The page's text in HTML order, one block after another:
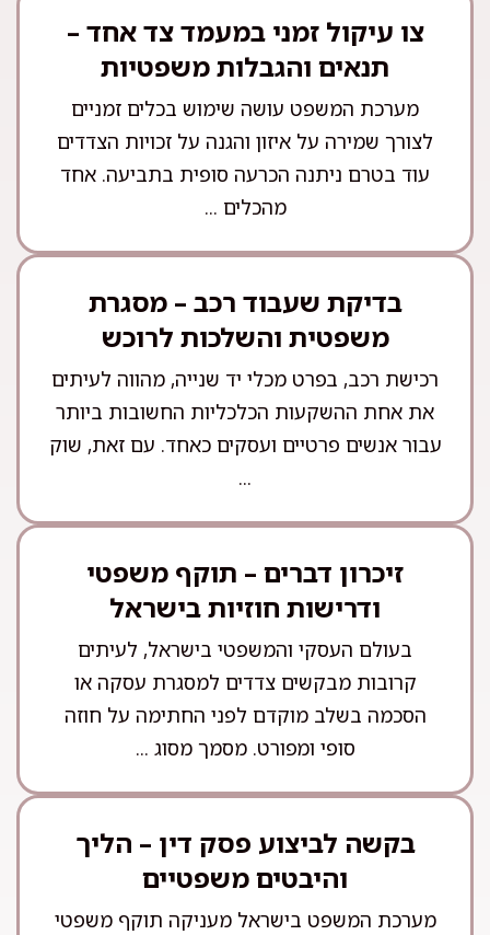
צו עיקול זמני במעמד צד אחד –
תנאים והגבלות משפטיות
מערכת המשפט עושה שימוש בכלים זמניים
לצורך שמירה על איזון והגנה על זכויות הצדדים
עוד בטרם ניתנה הכרעה סופית בתביעה. אחד
מהכלים ...
בדיקת שעבוד רכב – מסגרת
משפטית והשלכות לרוכש
רכישת רכב, בפרט מכלי יד שנייה, מהווה לעיתים
את אחת ההשקעות הכלכליות החשובות ביותר
עבור אנשים פרטיים ועסקים כאחד. עם זאת, שוק
...
זיכרון דברים – תוקף משפטי
ודרישות חוזיות בישראל
בעולם העסקי והמשפטי בישראל, לעיתים
קרובות מבקשים צדדים למסגרת עסקה או
הסכמה בשלב מוקדם לפני החתימה על חוזה
סופי ומפורט. מסמך מסוג ...
בקשה לביצוע פסק דין – הליך
והיבטים משפטיים
מערכת המשפט בישראל מעניקה תוקף משפטי